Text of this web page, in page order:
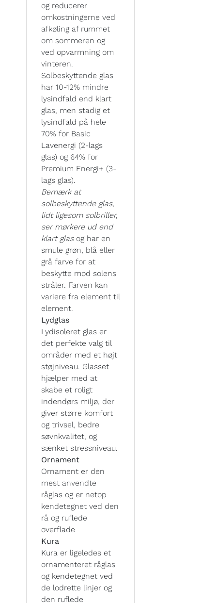
og reducerer
omkostningerne ved
afkøling af rummet
om sommeren og
ved opvarmning om
vinteren.
Solbeskyttende glas
har 10-12% mindre
lysindfald end klart
glas, men stadig et
lysindfald på hele
70% for Basic
Lavenergi (2-lags
glas) og 64% for
Premium Energi+ (3-
lags glas).
Bemærk at
solbeskyttende glas,
lidt ligesom solbriller,
ser mørkere ud end
klart glasog har en
smule grøn, blå eller
grå farve for at
beskytte mod solens
stråler. Farven kan
variere fra element til
element.
Lydglas
Lydisoleret glas er
det perfekte valg til
områder med et højt
støjniveau. Glasset
hjælper med at
skabe et roligt
indendørs miljø, der
giver større komfort
og trivsel, bedre
søvnkvalitet, og
sænket stressniveau.
Ornament
Ornament er den
mest anvendte
råglas og er netop
kendetegnet ved den
rå og ruflede
overflade
Kura
Kura er ligeledes et
ornamenteret råglas
og kendetegnet ved
de lodrette linjer og
den ruflede